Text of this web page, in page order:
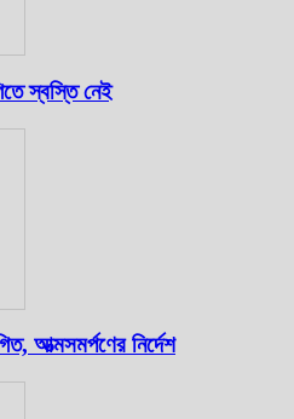
স্বস্তি নেই
আত্মসমর্পণের নির্দেশ